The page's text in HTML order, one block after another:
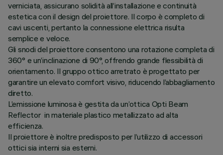
verniciata, assicurano solidità all’installazione e continuità
estetica con il design del proiettore. Il corpo è completo di
cavi uscenti, pertanto la connessione elettrica risulta
semplice e veloce.
Gli snodi del proiettore consentono una rotazione completa di
360° e un’inclinazione di 90°, offrendo grande flessibilità di
orientamento. Il gruppo ottico arretrato è progettato per
garantire un elevato comfort visivo, riducendo l’abbagliamento
diretto.
L’emissione luminosa è gestita da un’ottica Opti Beam
Reflector in materiale plastico metallizzato ad alta
efficienza.
Il proiettore è inoltre predisposto per l’utilizzo di accessori
ottici sia interni sia esterni.